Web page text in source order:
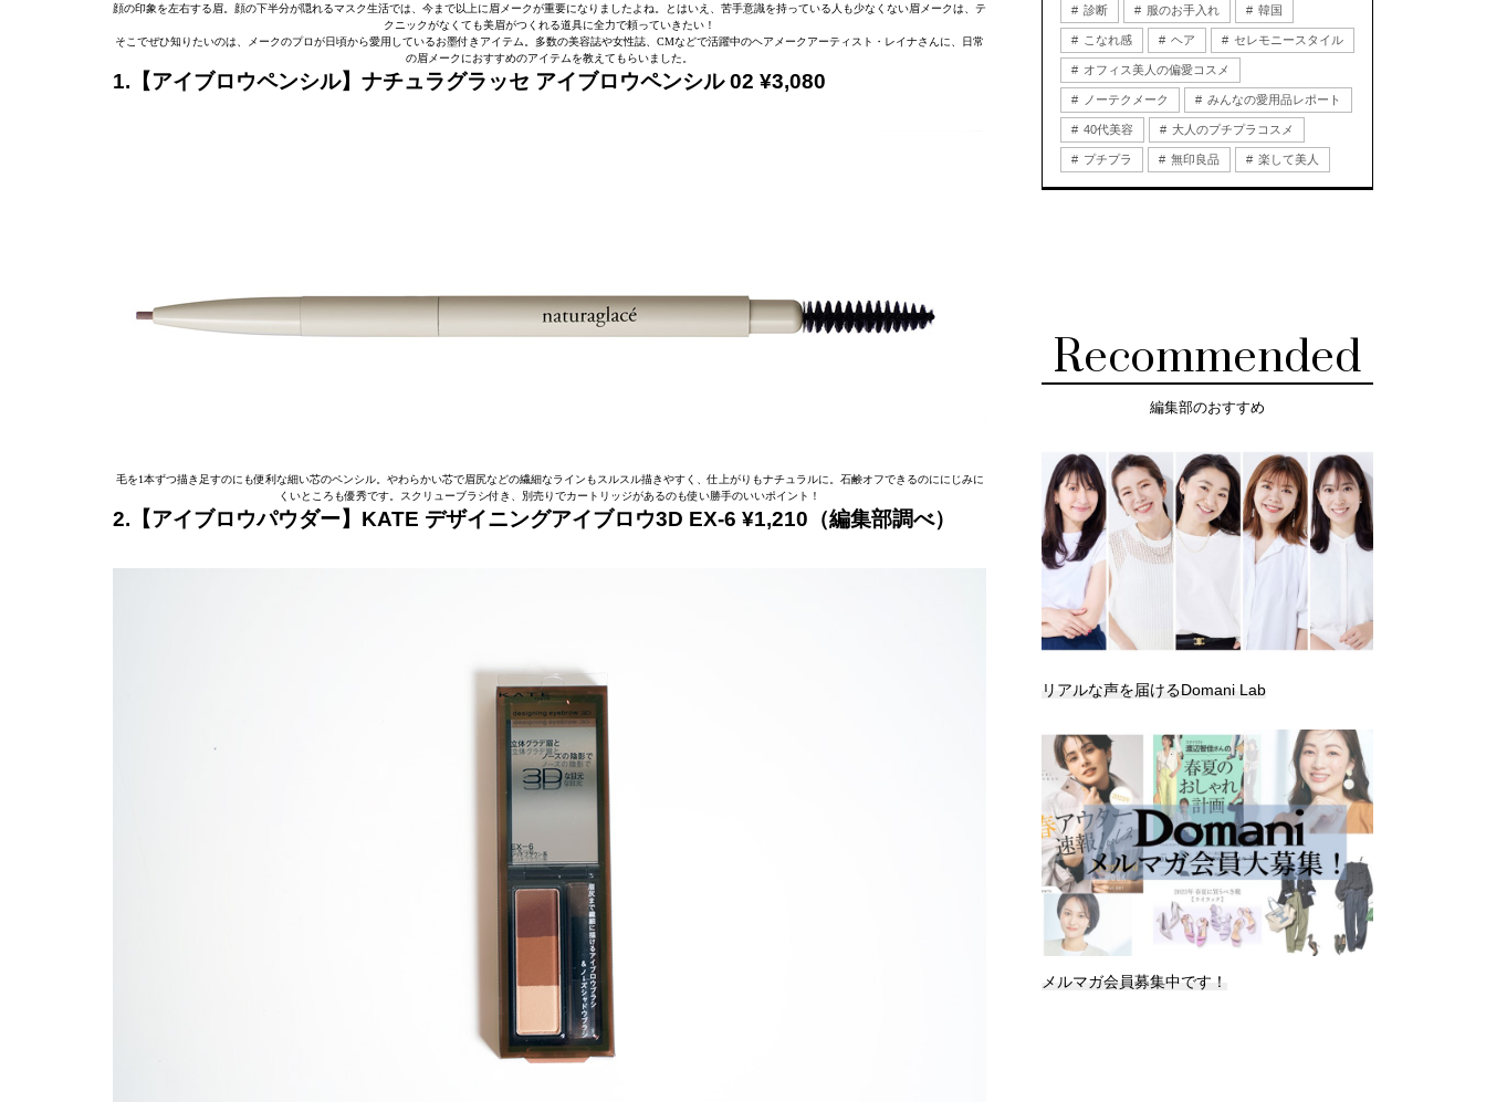
顔の印象を左右する眉。顔の下半分が隠れるマスク生活では、今まで以上に眉メークが重要になりましたよね。とはいえ、苦手意識を持っている人も少なくない眉メークは、テ
クニックがなくても美眉がつくれる道具に全力で頼っていきたい！
そこでぜひ知りたいのは、メークのプロが日頃から愛用しているお墨付きアイテム。多数の美容誌や女性誌、CMなどで活躍中のヘアメークアーティスト・レイナさんに、日常
の眉メークにおすすめのアイテムを教えてもらいました。
1.【アイブロウペンシル】ナチュラグラッセ アイブロウペンシル 02 ¥3,080
毛を1本ずつ描き足すのにも便利な細い芯のペンシル。やわらかい芯で眉尻などの繊細なラインもスルスル描きやすく、仕上がりもナチュラルに。石鹸オフできるのににじみに
くいところも優秀です。スクリューブラシ付き、別売りでカートリッジがあるのも使い勝手のいいポイント！
2.【アイブロウパウダー】KATE デザイニングアイブロウ3D EX-6 ¥1,210（編集部調べ）
診断 服のお手入れ 韓国
こなれ感 ヘア セレモニースタイル
オフィス美人の偏愛コスメ
ノーテクメーク みんなの愛用品レポート
40代美容 大人のプチプラコスメ
プチプラ 無印良品 楽して美人
Recommended
編集部のおすすめ
リアルな声を届けるDomani Lab
メルマガ会員募集中です！